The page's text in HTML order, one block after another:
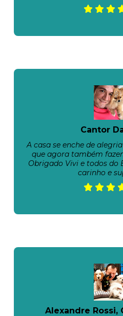
Cantor
A casa se enche de
que agora também
Obrigado Vivi e todos do
carinho e
Alexandre Rossi,